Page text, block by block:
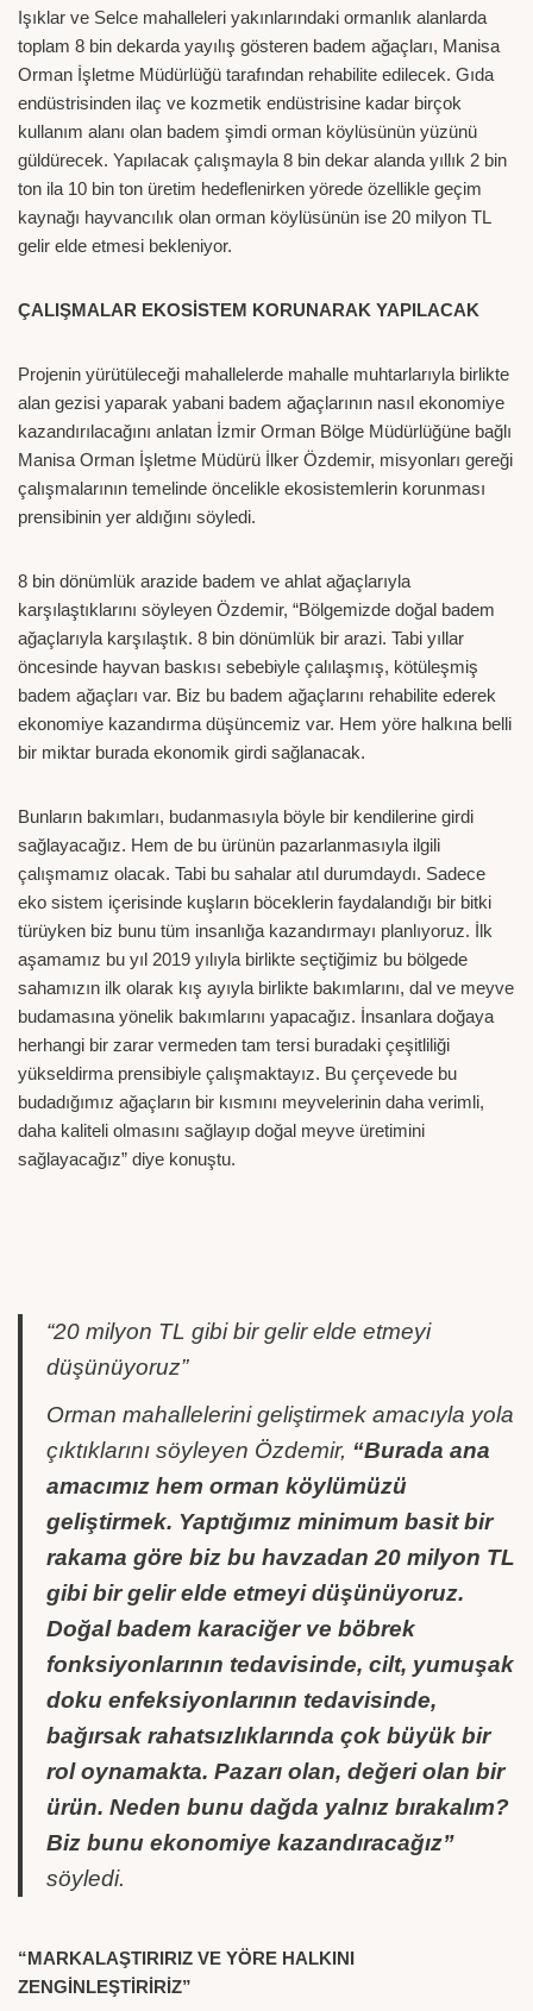
Işıklar ve Selce mahalleleri yakınlarındaki ormanlık alanlarda
toplam 8 bin dekarda yayılış gösteren badem ağaçları, Manisa
Orman İşletme Müdürlüğü tarafından rehabilite edilecek. Gıda
endüstrisinden ilaç ve kozmetik endüstrisine kadar birçok
kullanım alanı olan badem şimdi orman köylüsünün yüzünü
güldürecek. Yapılacak çalışmayla 8 bin dekar alanda yıllık 2 bin
ton ila 10 bin ton üretim hedeflenirken yörede özellikle geçim
kaynağı hayvancılık olan orman köylüsünün ise 20 milyon TL
gelir elde etmesi bekleniyor.
ÇALIŞMALAR EKOSİSTEM KORUNARAK YAPILACAK
Projenin yürütüleceği mahallelerde mahalle muhtarlarıyla birlikte
alan gezisi yaparak yabani badem ağaçlarının nasıl ekonomiye
kazandırılacağını anlatan İzmir Orman Bölge Müdürlüğüne bağlı
Manisa Orman İşletme Müdürü İlker Özdemir, misyonları gereği
çalışmalarının temelinde öncelikle ekosistemlerin korunması
prensibinin yer aldığını söyledi.
8 bin dönümlük arazide badem ve ahlat ağaçlarıyla
karşılaştıklarını söyleyen Özdemir, “Bölgemizde doğal badem
ağaçlarıyla karşılaştık. 8 bin dönümlük bir arazi. Tabi yıllar
öncesinde hayvan baskısı sebebiyle çalılaşmış, kötüleşmiş
badem ağaçları var. Biz bu badem ağaçlarını rehabilite ederek
ekonomiye kazandırma düşüncemiz var. Hem yöre halkına belli
bir miktar burada ekonomik girdi sağlanacak.
Bunların bakımları, budanmasıyla böyle bir kendilerine girdi
sağlayacağız. Hem de bu ürünün pazarlanmasıyla ilgili
çalışmamız olacak. Tabi bu sahalar atıl durumdaydı. Sadece
eko sistem içerisinde kuşların böceklerin faydalandığı bir bitki
türüyken biz bunu tüm insanlığa kazandırmayı planlıyoruz. İlk
aşamamız bu yıl 2019 yılıyla birlikte seçtiğimiz bu bölgede
sahamızın ilk olarak kış ayıyla birlikte bakımlarını, dal ve meyve
budamasına yönelik bakımlarını yapacağız. İnsanlara doğaya
herhangi bir zarar vermeden tam tersi buradaki çeşitliliği
yükseldirma prensibiyle çalışmaktayız. Bu çerçevede bu
budadığımız ağaçların bir kısmını meyvelerinin daha verimli,
daha kaliteli olmasını sağlayıp doğal meyve üretimini
sağlayacağız” diye konuştu.
“20 milyon TL gibi bir gelir elde etmeyi
düşünüyoruz”
Orman mahallelerini geliştirmek amacıyla yola
çıktıklarını söyleyen Özdemir, “Burada ana
amacımız hem orman köylümüzü
geliştirmek. Yaptığımız minimum basit bir
rakama göre biz bu havzadan 20 milyon TL
gibi bir gelir elde etmeyi düşünüyoruz.
Doğal badem karaciğer ve böbrek
fonksiyonlarının tedavisinde, cilt, yumuşak
doku enfeksiyonlarının tedavisinde,
bağırsak rahatsızlıklarında çok büyük bir
rol oynamakta. Pazarı olan, değeri olan bir
ürün. Neden bunu dağda yalnız bırakalım?
Biz bunu ekonomiye kazandıracağız”
söyledi.
“MARKALAŞTIRIRIZ VE YÖRE HALKINI
ZENGİNLEŞTİRİRİZ”